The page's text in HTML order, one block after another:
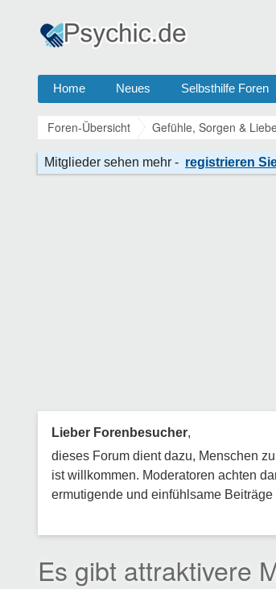
Home Neues Selbsthilfe Foren
Foren-Übersicht Gefühle, Sorgen &
Lieber Forenbesucher,
dieses Forum dient dazu, Menschen
ist willkommen. Moderatoren achten
ermutigende und einfühlsame
Es gibt attraktivere